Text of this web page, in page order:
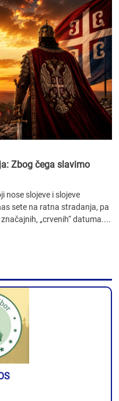
Zbog čega slavimo
nose slojeve i slojeve
sete na ratna stradanja, pa
„crvenih“ datuma....